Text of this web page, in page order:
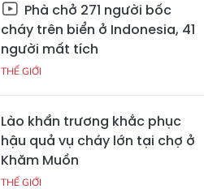
Phà chở 271 người bốc
cháy trên biển ở Indonesia, 41
người mất tích
THẾ GIỚI
Lào khẩn trương khắc phục
hậu quả vụ cháy lớn tại chợ ở
Khăm Muồn
THẾ GIỚI